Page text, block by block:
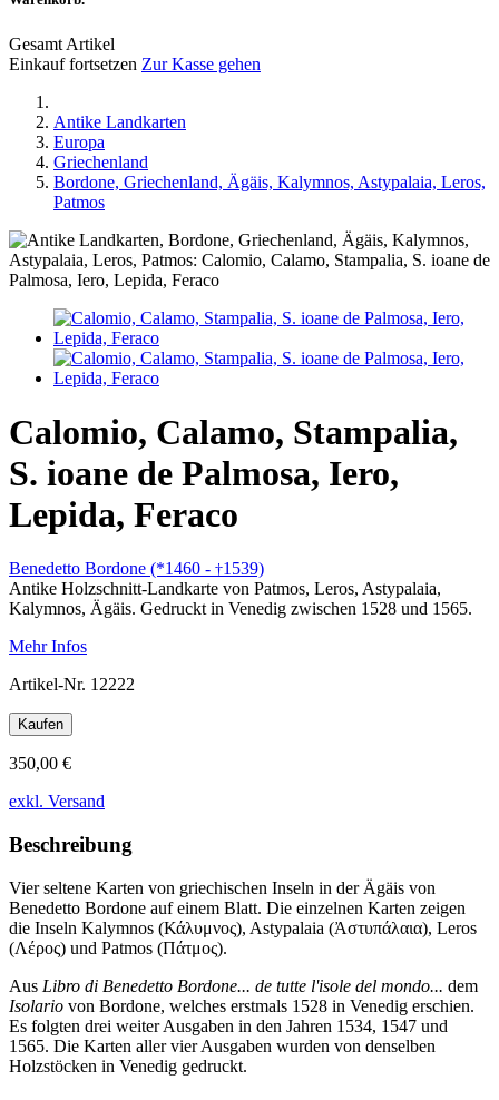
Gesamt Artikel
Einkauf fortsetzen Zur Kasse gehen
Antike Landkarten
Europa
Griechenland
Bordone, Griechenland, Ägäis, Kalymnos, Astypalaia, Leros,
Patmos
Calomio, Calamo, Stampalia,
S. ioane de Palmosa, Iero,
Lepida, Feraco
Benedetto Bordone (*1460 - †1539)
Antike Holzschnitt-Landkarte von Patmos, Leros, Astypalaia,
Kalymnos, Ägäis. Gedruckt in Venedig zwischen 1528 und 1565.
Mehr Infos
Artikel-Nr. 12222
Kaufen
350,00 €
exkl. Versand
Beschreibung
Vier seltene Karten von griechischen Inseln in der Ägäis von
Benedetto Bordone auf einem Blatt. Die einzelnen Karten zeigen
die Inseln Kalymnos (Κάλυμνος), Astypalaia (Ἀστυπάλαια), Leros
(Λέρος) und Patmos (Πάτμος).
Aus Libro di Benedetto Bordone... de tutte l'isole del mondo... dem
Isolario von Bordone, welches erstmals 1528 in Venedig erschien.
Es folgten drei weiter Ausgaben in den Jahren 1534, 1547 und
1565. Die Karten aller vier Ausgaben wurden von denselben
Holzstöcken in Venedig gedruckt.